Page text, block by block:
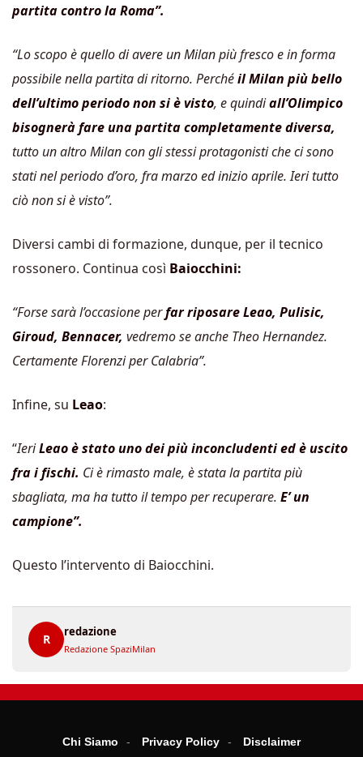
partita contro la Roma”.
“Lo scopo è quello di avere un Milan più fresco e in forma
possibile nella partita di ritorno. Perchéil Milan più bello
dell’ultimo periodo non si è visto, e quindiall’Olimpico
bisognerà fare una partita completamente diversa,
tutto un altro Milan con gli stessi protagonisti che ci sono
stati nel periodo d’oro, fra marzo ed inizio aprile. Ieri tutto
ciò non si è visto”.
Diversi cambi di formazione, dunque, per il tecnico
rossonero. Continua così Baiocchini:
“Forse sarà l’occasione perfar riposare Leao, Pulisic,
Giroud, Bennacer, vedremo se anche Theo Hernandez.
Certamente Florenzi per Calabria”.
Infine, su Leao:
“IeriLeao è stato uno dei più inconcludenti ed è uscito
fra i fischi. Ci è rimasto male, è stata la partita più
sbagliata, ma ha tutto il tempo per recuperare. E’ un
campione”.
Questo l’intervento di Baiocchini.
R
redazione
Redazione SpaziMilan
Chi Siamo Privacy Policy Disclaimer